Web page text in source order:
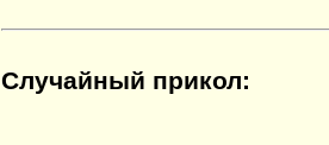
Случайный прикол: